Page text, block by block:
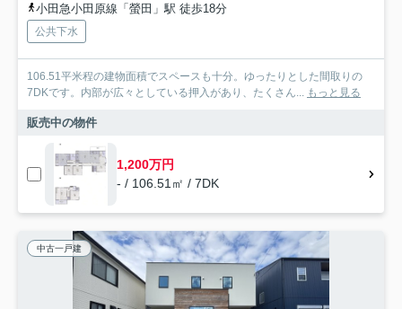
小田急小田原線「螢田」駅 徒歩18分
公共下水
106.51平米程の建物面積でスペースも十分。ゆったりとした間取りの
7DKです。内部が広々としている押入があり、たくさん... もっと見る
販売中の物件
1,200万円
- / 106.51㎡ / 7DK
中古一戸建